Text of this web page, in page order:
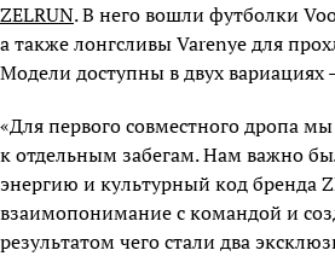
ZELRUN. В него вошли футболки
а также лонгсливы Varenye для
Модели доступны в двух
«Для первого совместного дропа
к отдельным забегам. Нам важно
энергию и культурный код бренда
взаимопонимание с командой и
результатом чего стали два